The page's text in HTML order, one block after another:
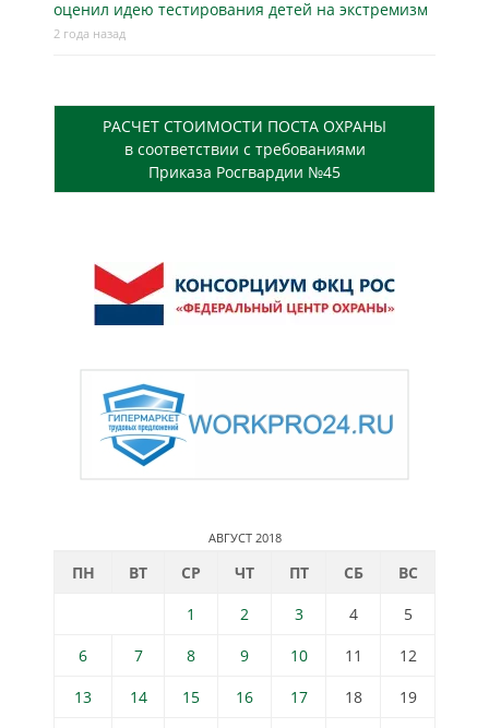
оценил идею тестирования детей на экстремизм
2 года назад
РАСЧЕТ СТОИМОСТИ ПОСТА ОХРАНЫ
в соответствии с требованиями
Приказа Росгвардии №45
АВГУСТ 2018
ПН ВТ СР ЧТ ПТ СБ
ВС
1
2 3 4
5
6
7 8 9 10 11
12
13
14 15 16 17 18
19